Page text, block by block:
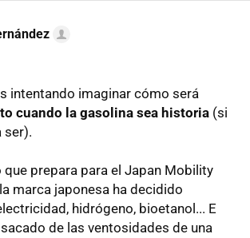
intentando imaginar cómo será
cuando la gasolina sea historia (si
ser).
que prepara para el Japan Mobility
marca japonesa ha decidido
hidrógeno, bioetanol... E
de las ventosidades de una